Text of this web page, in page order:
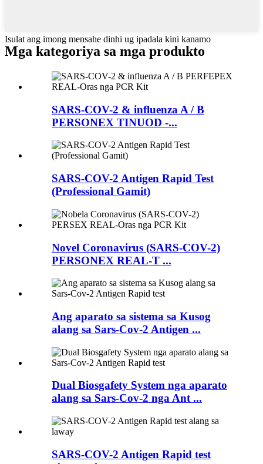
Isulat ang imong mensahe dinhi ug ipadala kini kanamo
Mga kategoriya sa mga produkto
SARS-COV-2 & influenza A / B
PERSONEX TINUOD -...
SARS-COV-2 Antigen Rapid Test
(Professional Gamit)
Novel Coronavirus (SARS-COV-2)
PERSONEX REAL-T ...
Ang aparato sa sistema sa Kusog
alang sa Sars-Cov-2 Antigen ...
Dual Biosgafety System nga aparato
alang sa Sars-Cov-2 nga Ant ...
SARS-COV-2 Antigen Rapid test